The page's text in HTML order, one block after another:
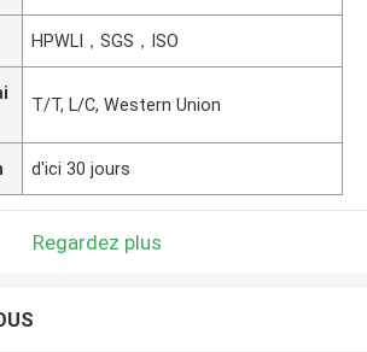
HPWLI，SGS，ISO
T/T, L/C, Western Union
d'ici 30 jours
Regardez plus